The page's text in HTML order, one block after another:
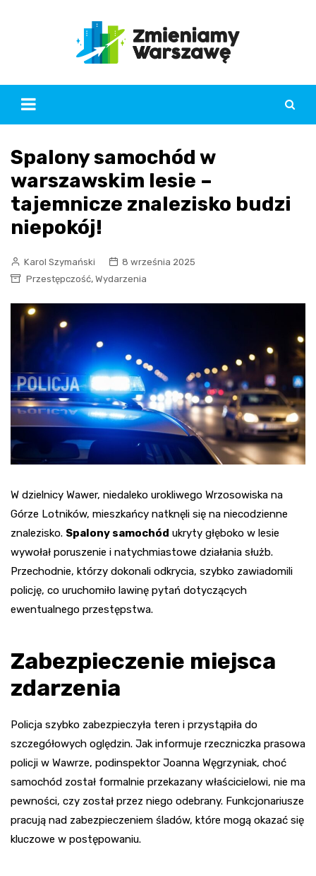
Spalony samochód w
warszawskim lesie –
tajemnicze znalezisko budzi
niepokój!
Karol Szymański
8 września 2025
Przestępczość, Wydarzenia
W dzielnicy Wawer, niedaleko urokliwego Wrzosowiska na
Górze Lotników, mieszkańcy natknęli się na niecodzienne
znalezisko. Spalony samochód ukryty głęboko w lesie
wywołał poruszenie i natychmiastowe działania służb.
Przechodnie, którzy dokonali odkrycia, szybko zawiadomili
policję, co uruchomiło lawinę pytań dotyczących
ewentualnego przestępstwa.
Zabezpieczenie miejsca
zdarzenia
Policja szybko zabezpieczyła teren i przystąpiła do
szczegółowych oględzin. Jak informuje rzeczniczka prasowa
policji w Wawrze, podinspektor Joanna Węgrzyniak, choć
samochód został formalnie przekazany właścicielowi, nie ma
pewności, czy został przez niego odebrany. Funkcjonariusze
pracują nad zabezpieczeniem śladów, które mogą okazać się
kluczowe w postępowaniu.